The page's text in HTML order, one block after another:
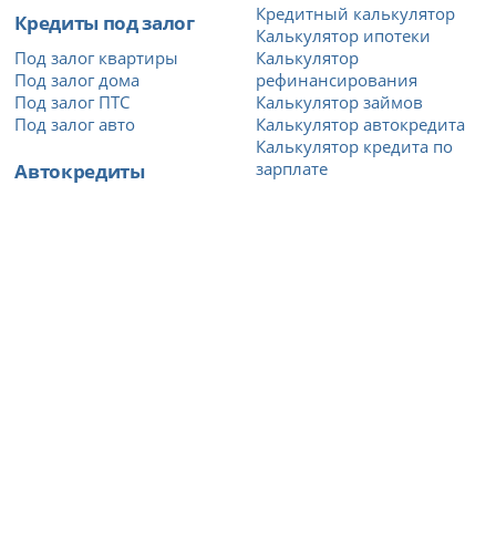
Кредиты под залог
Под залог квартиры
Под залог дома
Под залог ПТС
Под залог авто
Автокредиты
Кредитный калькулятор
Калькулятор ипотеки
Калькулятор
рефинансирования
Калькулятор займов
Калькулятор автокредита
Калькулятор кредита по
зарплате